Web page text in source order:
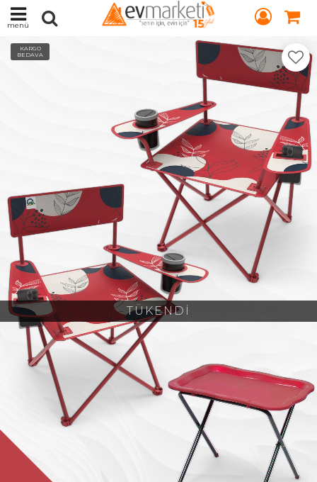
menü
TÜKENDİ
KARGO
BEDAVA